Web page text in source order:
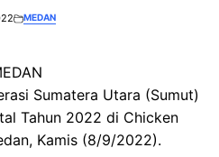
MEDAN
Sumatera Utara (Sumut)
Tahun 2022 di Chicken
Kamis (8/9/2022).